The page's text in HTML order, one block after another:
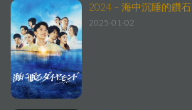
2024 – 海中沉睡的鑽石
2025-01-02